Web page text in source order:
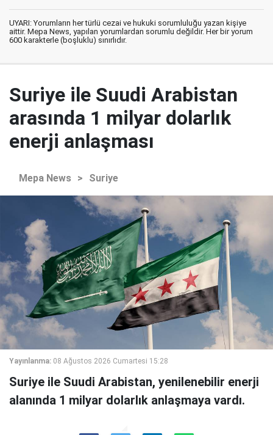
UYARI: Yorumların her türlü cezai ve hukuki sorumluluğu yazan kişiye
aittir. Mepa News, yapılan yorumlardan sorumlu değildir. Her bir yorum
600 karakterle (boşluklu) sınırlıdır.
Suriye ile Suudi Arabistan
arasında 1 milyar dolarlık
enerji anlaşması
Mepa News > Suriye
Yayınlanma: 08 Ağustos 2026 Cumartesi 15:28
Suriye ile Suudi Arabistan, yenilenebilir enerji
alanında 1 milyar dolarlık anlaşmaya vardı.